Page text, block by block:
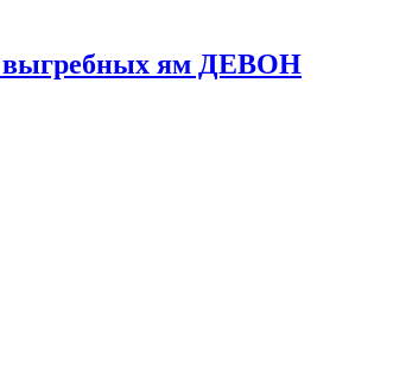
выгребных ям ДЕВОН